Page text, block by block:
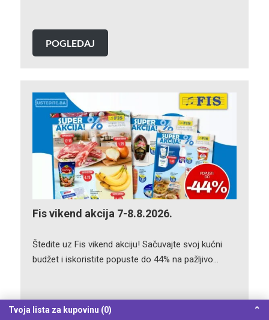
POGLEDAJ
Fis vikend akcija 7-8.8.2026.
Štedite uz Fis vikend akciju! Sačuvajte svoj kućni
budžet i iskoristite popuste do 44% na pažljivo…
POGLEDAJ
Tvoja lista za kupovinu (0) ⌃